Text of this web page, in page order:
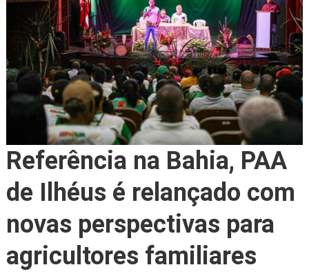
Referência na Bahia, PAA
de Ilhéus é relançado com
novas perspectivas para
agricultores familiares